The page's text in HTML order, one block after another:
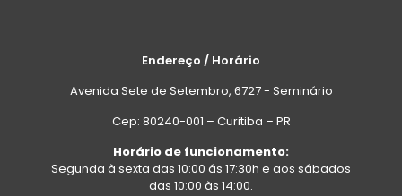
Endereço / Horário
Avenida Sete de Setembro, 6727 - Seminário
Cep: 80240-001 – Curitiba – PR
Horário de funcionamento:
Segunda à sexta das 10:00 ás 17:30h e aos sábados
das 10:00 às 14:00.